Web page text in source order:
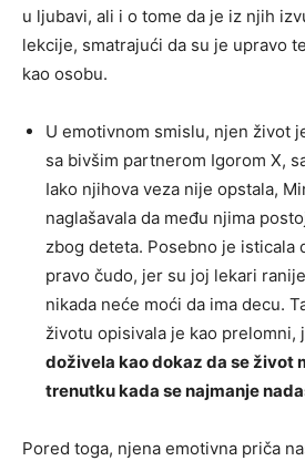
u ljubavi, ali i o tome da je iz njih
lekcije, smatrajući da su je upravo
kao osobu.
U emotivnom smislu, njen život
sa bivšim partnerom Igorom X,
Iako njihova veza nije opstala,
naglašavala da među njima
zbog deteta. Posebno je isticala
pravo čudo, jer su joj lekari
nikada neće moći da ima decu.
životu opisivala je kao prelomni,
doživela kao dokaz da se život
trenutku kada se najmanje
Pored toga, njena emotivna priča